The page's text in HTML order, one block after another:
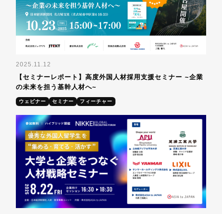
2025.11.12
【セミナーレポート】高度外国人材採用支援セミナー ~企業
の未来を担う基幹人材へ~
ウェビナー セミナー フィーチャー